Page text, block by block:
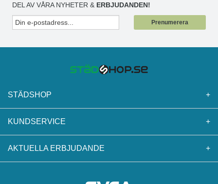
DEL AV VÅRA NYHETER & ERBJUDANDEN!
Prenumerera
STÄDSHOP +
KUNDSERVICE +
AKTUELLA ERBJUDANDE +